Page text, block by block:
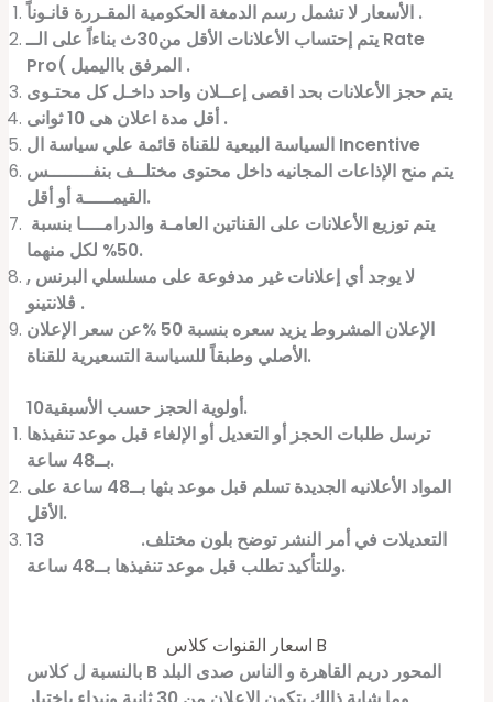
الأسعار لا تشمل رسم الدمغة الحكومية المقـررة قانـوناً .
يتم إحتساب الأعلانات الأقل من30ث بناءاً على الــRate
Pro( المرفق بااليميل .
يتم حجز الأعلانات بحد اقصى إعــلان واحد داخـل كل محتـوى
أقل مدة اعلان هى 10 ثوانى .
السياسة البيعية للقناة قائمة علي سياسة ال Incentive
يتم منح الإذاعات المجانيه داخل محتوى مختلــف بنفــــــــس
القيمـــــة أو أقل.
يتم توزيع الأعلانات على القناتين العامـة والدرامــــا بنسبة
50% لكل منهما.
لا يوجد أي إعلانات غير مدفوعة على مسلسلي البرنس ,
ڤلانتينو .
الإعلان المشروط يزيد سعره بنسبة 50 %عن سعر الإعلان
الأصلي وطبقاً للسياسة التسعيرية للقناة.
10أولوية الحجز حسب الأسبقية.
ترسل طلبات الحجز أو التعديل أو الإلغاء قبل موعد تنفيذها
بــ48 ساعة.
المواد الأعلانيه الجديدة تسلم قبل موعد بثها بــ48 ساعة على
الأقل.
13
.التعديلات في أمر النشر توضح بلون مختلف
وللتأكيد تطلب قبل موعد تنفيذها بــ48 ساعة.
اسعار القنوات كلاس B
بالنسبة ل كلاس B المحور دريم القاهرة و الناس صدى البلد